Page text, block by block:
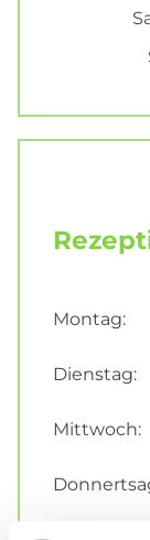
Montag:
Mittwoch: